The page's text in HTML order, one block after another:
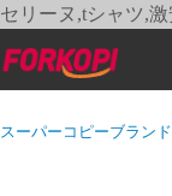
セリーヌ,tシャツ,
スーパーコピーブラン